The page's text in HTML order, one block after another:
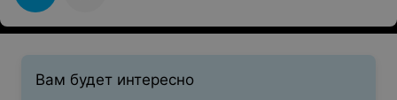
Вам будет интересно